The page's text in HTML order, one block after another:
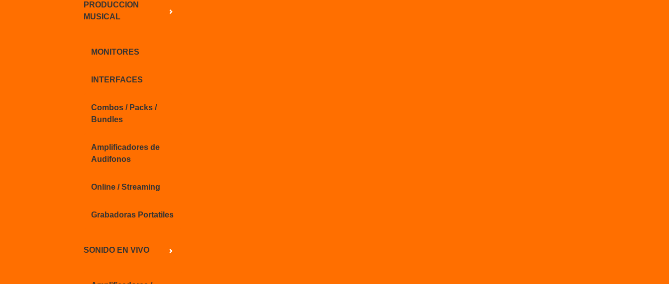
PRODUCCION
MUSICAL
MONITORES
INTERFACES
Combos / Packs /
Bundles
Amplificadores de
Audifonos
Online / Streaming
Grabadoras Portatiles
SONIDO EN VIVO